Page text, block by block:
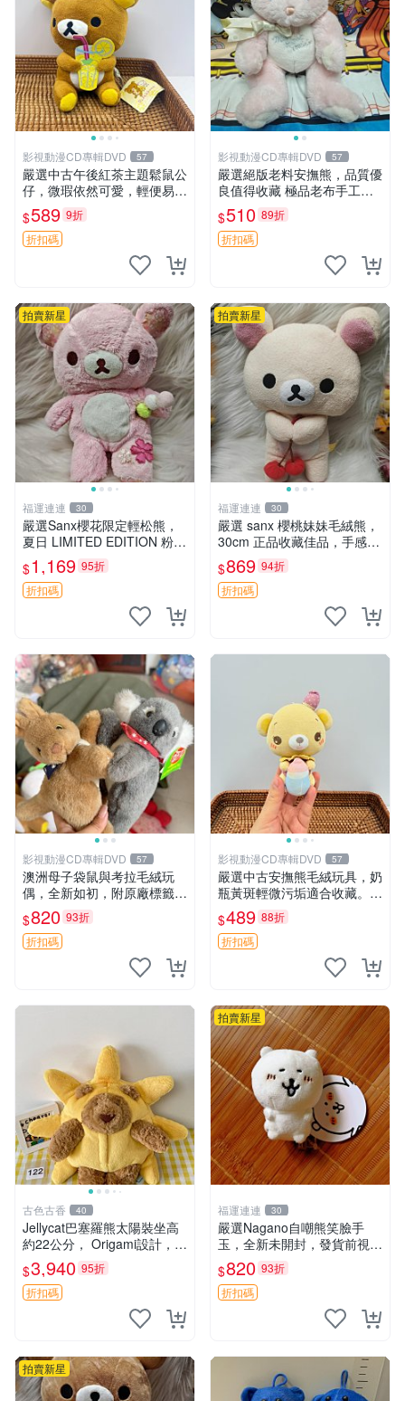
影視動漫CD專輯DVD 57
嚴選中古午後紅茶主題鬆鼠公
仔，微瑕依然可愛，輕便易運
送 二手收藏推薦 工廠直營 快
遞到府 中古 玩偶 公仔
$589 9折
折扣碼
影視動漫CD專輯DVD 57
嚴選絕版老料安撫熊，品質優
良值得收藏 極品老布手工安
撫搖鈴玩具，適合哄睡寶貝
超柔老料搖鈴熊，專為孩子設
計的安心伴護 推薦絕版老布
製工藝搖鈴熊，可當作童
$510 89折
折扣碼
拍賣新星
福運連連 30
嚴選Sanx櫻花限定輕松熊，
夏日 LIMITED EDITION 粉色
毛絨熊，背有拉鏈設計，肚內
填充豆袋，精致工藝呈現，狀
態如新，適合收藏與送人 櫻
$1,169 95折
折扣碼
拍賣新星
福運連連 30
嚴選 sanx 櫻桃妹妹毛絨熊，
30cm 正品收藏佳品，手感極
軟，適合贈送與收藏 櫻桃妹
妹、sanx、毛絨熊
$869 94折
折扣碼
影視動漫CD專輯DVD 57
澳洲母子袋鼠與考拉毛絨玩
偶，全新如初，附原廠標籤，
手感極軟，適合贈送親朋好
友。袋鼠與考拉正版，精緻尺
寸，適合作為收藏或家飾擺
設，增添暖意。 母子、袋
$820 93折
折扣碼
影視動漫CD專輯DVD 57
嚴選中古安撫熊毛絨玩具，奶
瓶黃斑輕微污垢適合收藏。默
認兩日發貨，全國快遞隨機派
送。 成色如圖可放心購買，
輕微瑕疵和臟污不影響使用。
安撫熊 中古玩偶 毛
$489 88折
折扣碼
古色古香 40
Jellycat巴塞羅熊太陽裝坐高
約22公分， Origami設計，來
自越南。嚴選 Recommendat
ion！巴塞羅、 Origami熊、J
elly
$3,940 95折
折扣碼
拍賣新星
福運連連 30
嚴選Nagano自嘲熊笑臉手
玉，全新未開封，發貨前視頻
確認，海南 廣西 貴州 嚴選N
agano自嘲熊笑臉手玉，全新
未開封，發貨前視頻確認，四
$820 93折
折扣碼
拍賣新星